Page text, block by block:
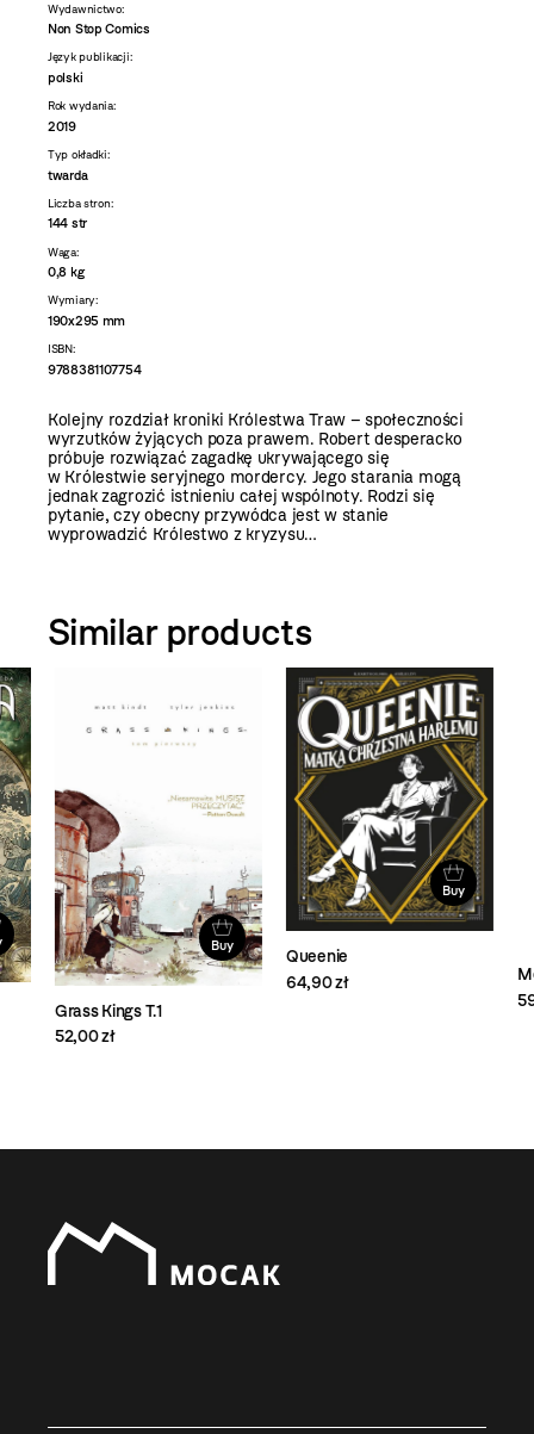
Wydawnictwo:
Non Stop Comics
Język publikacji:
polski
Rok wydania:
2019
Typ okładki:
twarda
Liczba stron:
144 str
Waga:
0,8 kg
Wymiary:
190x295 mm
ISBN:
9788381107754
Kolejny rozdział kroniki Królestwa Traw – społeczności
wyrzutków żyjących poza prawem. Robert desperacko
próbuje rozwiązać zagadkę ukrywającego się
w Królestwie seryjnego mordercy. Jego starania mogą
jednak zagrozić istnieniu całej wspólnoty. Rodzi się
pytanie, czy obecny przywódca jest w stanie
wyprowadzić Królestwo z kryzysu…
Similar products
Buy
Grass Kings T.1
52,00 zł
Buy
Queenie
64,90 zł